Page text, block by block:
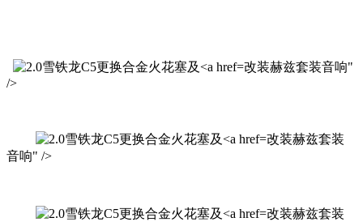
改装赫兹套装音响"
/>
改装赫兹套装
音响" />
改装赫兹套装